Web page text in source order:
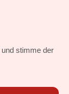
und stimme der